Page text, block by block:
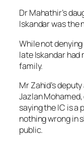
Dr Mahathir’s
Iskandar was the
While not
late Iskandar
family.
Mr Zahid’s
Jazlan
saying the IC is a
nothing wrong in
public.